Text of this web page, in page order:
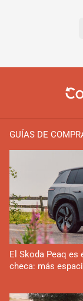
GUÍAS DE
El Skoda Peaq
checa: más